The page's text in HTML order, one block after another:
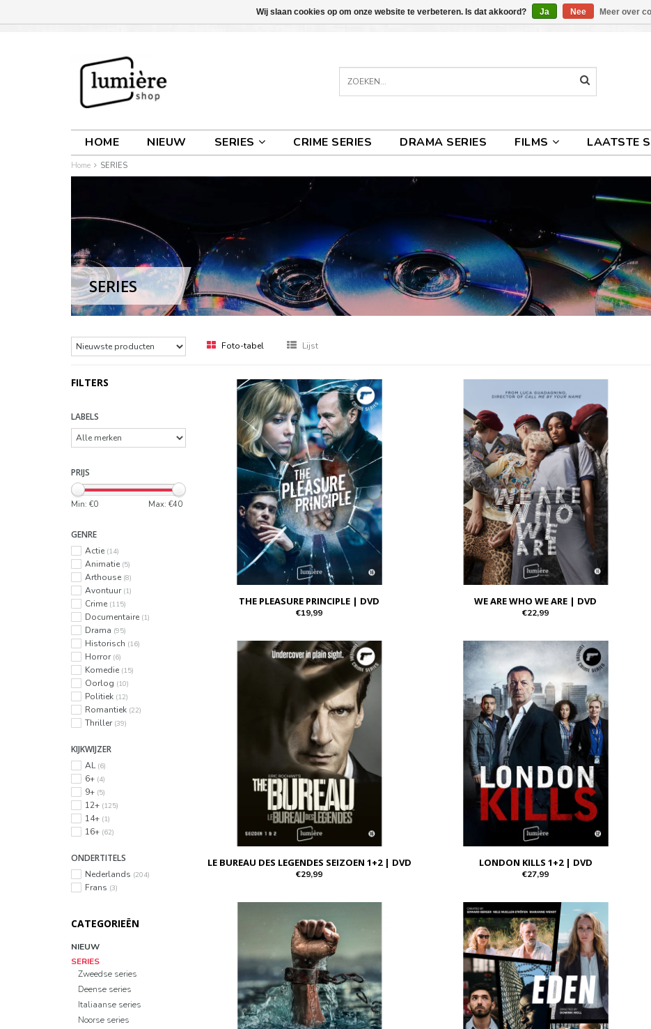
HOME NIEUW SERIES CRIME SERIES DRAMA SERIES FILMS LAATSTE
Home SERIES
SERIES
Foto-tabel Lijst
FILTERS
LABELS
PRIJS
Min: €0 Max: €40
GENRE
Actie (14)
Animatie (5)
Arthouse (8)
Avontuur (1)
Crime (115)
Documentaire (1)
Drama (95)
Historisch (16)
Horror (6)
Komedie (15)
Oorlog (10)
Politiek (12)
Romantiek (22)
Thriller (39)
KIJKWIJZER
AL (6)
6+ (4)
9+ (5)
12+ (125)
14+ (1)
16+ (62)
ONDERTITELS
Nederlands (204)
Frans (3)
CATEGORIEËN
NIEUW
SERIES
Zweedse series
Deense series
Italiaanse series
Noorse series
THE PLEASURE PRINCIPLE | DVD
€19,99
WE ARE WHO WE ARE | DVD
€22,99
LE BUREAU DES LEGENDES SEIZOEN 1+2 | DVD
€29,99
LONDON KILLS 1+2 | DVD
€27,99
Wij slaan cookies op om onze website te verbeteren. Is dat akkoord? Ja Nee Meer over